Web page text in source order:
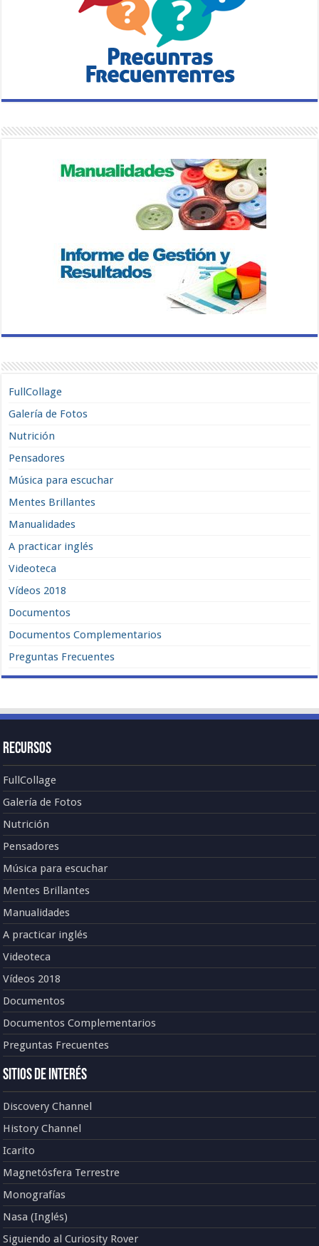
FullCollage
Galería de Fotos
Nutrición
Pensadores
Música para escuchar
Mentes Brillantes
Manualidades
A practicar inglés
Videoteca
Vídeos 2018
Documentos
Documentos Complementarios
Preguntas Frecuentes
Recursos
FullCollage
Galería de Fotos
Nutrición
Pensadores
Música para escuchar
Mentes Brillantes
Manualidades
A practicar inglés
Videoteca
Vídeos 2018
Documentos
Documentos Complementarios
Preguntas Frecuentes
Sitios de Interés
Discovery Channel
History Channel
Icarito
Magnetósfera Terrestre
Monografías
Nasa (Inglés)
Siguiendo al Curiosity Rover